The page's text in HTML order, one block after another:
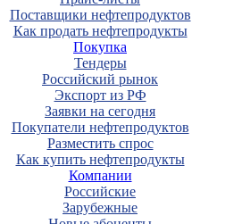
Поставщики нефтепродуктов
Как продать нефтепродукты
Покупка
Тендеры
Российский рынок
Экспорт из РФ
Заявки на сегодня
Покупатели нефтепродуктов
Разместить спрос
Как купить нефтепродукты
Компании
Российские
Зарубежные